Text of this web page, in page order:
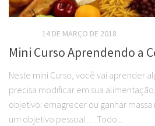
14 DE MARÇO DE 2018
Mini Curso Aprendendo a
Neste mini Curso, você vai aprender
precisa modificar em sua
objetivo: emagrecer ou ganhar
um objetivo pessoal… Todo...